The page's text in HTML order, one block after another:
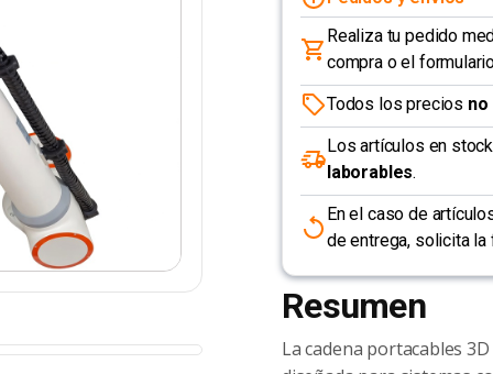
Realiza tu pedido
compra o el
Todos los precios no
Los artículos en
laborables.
En el caso de
de entrega, solicita la
Resumen
La cadena portacables